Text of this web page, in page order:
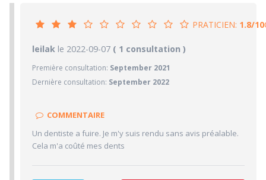
PRATICIEN: 1.8/10
PRATICIEN1.8/10
1/10 Confiance accordée
1/10 Sympathie
1/10 Ponctualité/Temps en salle d'attente/Retard
leilak le 2022-09-07 ( 1 consultation )
Première consultation: September 2021
Dernière consultation: September 2022
COMMENTAIRE
Un dentiste a fuire. Je m'y suis rendu sans avis préalable.
Cela m'a coûté mes dents